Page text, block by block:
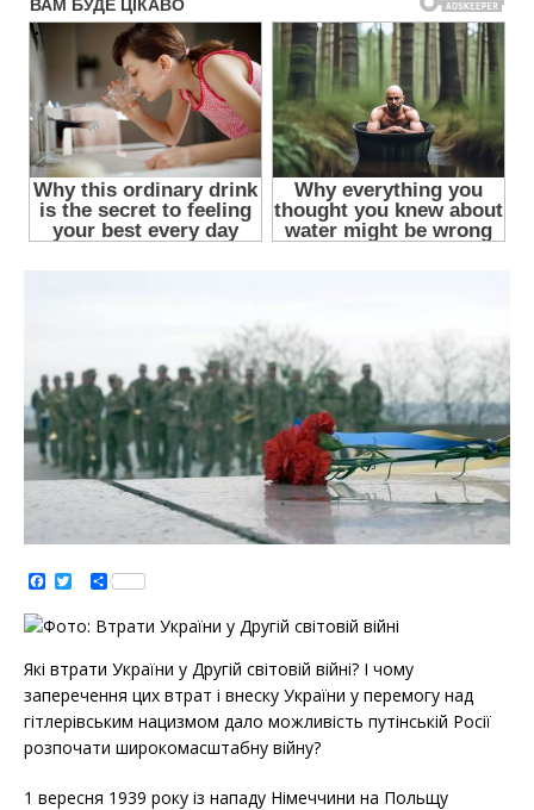
a
c
e
o
o
k
t
e
r
S
h
r
Які втрати України у Другій світовій війні? І чому
заперечення цих втрат і внеску України у перемогу над
гітлерівським нацизмом дало можливість путінській Росії
розпочати широкомасштабну війну?
1 вересня 1939 року із нападу Німеччини на Польщу